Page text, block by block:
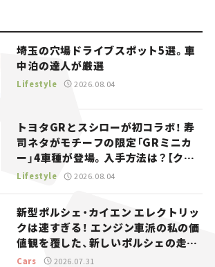
埼玉の穴場ドライブスポット5選。車
中泊の達人が厳選
Lifestyle 2026.08.04
トヨタGRとスシローが初コラボ！ 寿
司ネタがモチーフの限定「GRミニカ
ー」4車種が登場。入手方法は？【クル
マとホビー】
Lifestyle 2026.08.04
新型ポルシェ・カイエン エレクトリッ
クは速すぎる！ エンジン車派の私の価
値観を覆した、新しいポルシェの走
り。
Cars 2026.07.31